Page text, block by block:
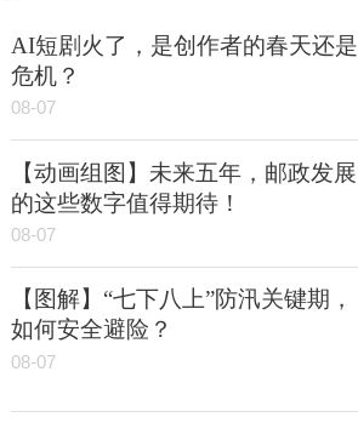
AI短剧火了，是创作者的春天还是
危机？
08-07
【动画组图】未来五年，邮政发展
的这些数字值得期待！
08-07
【图解】“七下八上”防汛关键期，
如何安全避险？
08-07